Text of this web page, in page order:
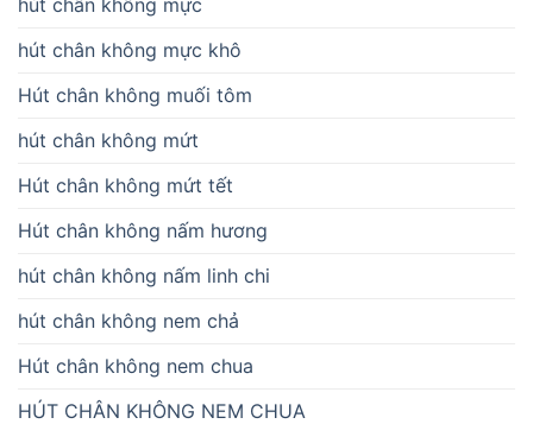
hút chân không mực khô
Hút chân không muối tôm
hút chân không mứt
Hút chân không mứt tết
Hút chân không nấm hương
hút chân không nấm linh chi
hút chân không nem chả
Hút chân không nem chua
HÚT CHÂN KHÔNG NEM CHUA